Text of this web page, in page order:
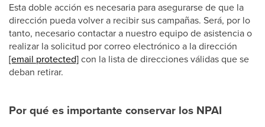
Esta doble acción es necesaria para asegurarse de que la
dirección pueda volver a recibir sus campañas. Será, por lo
tanto, necesario contactar a nuestro equipo de asistencia o
realizar la solicitud por correo electrónico a la dirección
[email protected]con la lista de direcciones válidas que se
deban retirar.
Por qué es importante conservar los NPAI